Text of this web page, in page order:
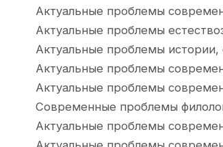
Актуальные проблемы
Актуальные проблемы
Актуальные проблемы истории,
Актуальные проблемы
Актуальные проблемы
Современные проблемы
Актуальные проблемы